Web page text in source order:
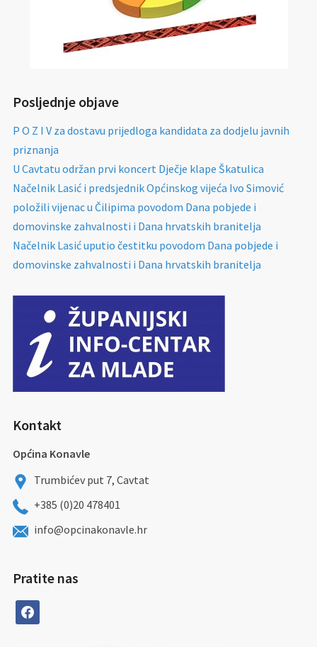
Posljednje objave
P O Z I V za dostavu prijedloga kandidata za dodjelu javnih
priznanja
U Cavtatu održan prvi koncert Dječje klape Škatulica
Načelnik Lasić i predsjednik Općinskog vijeća Ivo Simović
položili vijenac u Čilipima povodom Dana pobjede i
domovinske zahvalnosti i Dana hrvatskih branitelja
Načelnik Lasić uputio čestitku povodom Dana pobjede i
domovinske zahvalnosti i Dana hrvatskih branitelja
Kontakt
Općina Konavle
Trumbićev put 7, Cavtat
+385 (0)20 478401
info@opcinakonavle.hr
Pratite nas
facebook